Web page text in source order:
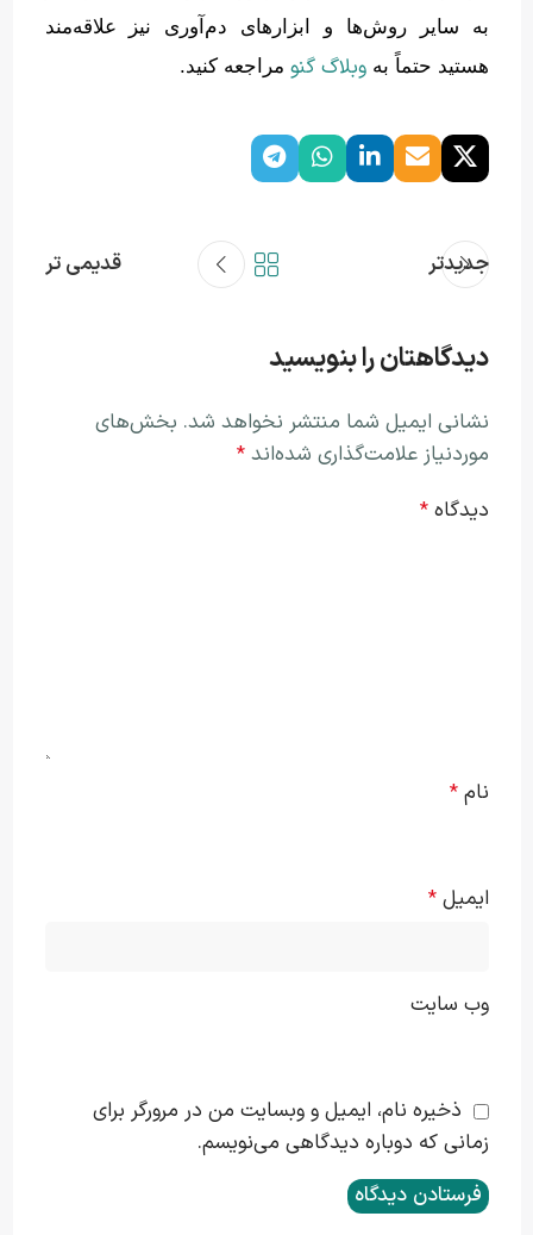
به سایر روش‌ها و ابزارهای دم‌آوری نیز علاقه‌مند
هستید حتماً به وبلاگ گنو مراجعه کنید.
جدیدتر قدیمی تر
دیدگاهتان را بنویسید
نشانی ایمیل شما منتشر نخواهد شد. بخش‌های
موردنیاز علامت‌گذاری شده‌اند*
دیدگاه*
نام*
ایمیل*
وب‌ سایت
ذخیره نام، ایمیل و وبسایت من در مرورگر برای
زمانی که دوباره دیدگاهی می‌نویسم.